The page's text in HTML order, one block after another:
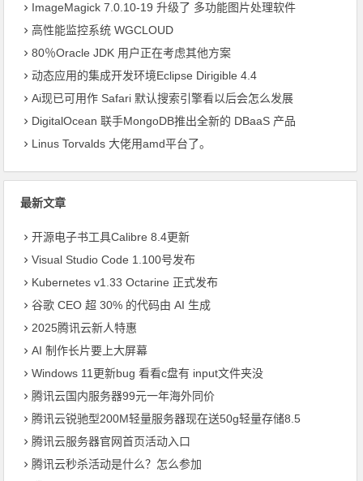
ImageMagick 7.0.10-19 升级了 多功能图片处理软件
高性能监控系统 WGCLOUD
80％Oracle JDK 用户正在考虑其他方案
动态应用的集成开发环境Eclipse Dirigible 4.4
Ai现已可用作 Safari 默认搜索引擎看以后会怎么发展
DigitalOcean 联手MongoDB推出全新的 DBaaS 产品
Linus Torvalds 大佬用amd平台了。
最新文章
开源电子书工具Calibre 8.4更新
Visual Studio Code 1.100号发布
Kubernetes v1.33 Octarine 正式发布
​谷歌 CEO 超 30% 的代码由 AI 生成
2025腾讯云新人特惠
AI 制作长片要上大屏幕
Windows 11更新bug 看看c盘有 input文件夹没
腾讯云国内服务器99元一年海外同价
腾讯云锐驰型200M轻量服务器现在送50g轻量存储8.5
腾讯云服务器官网首页活动入口
腾讯云秒杀活动是什么？怎么参加